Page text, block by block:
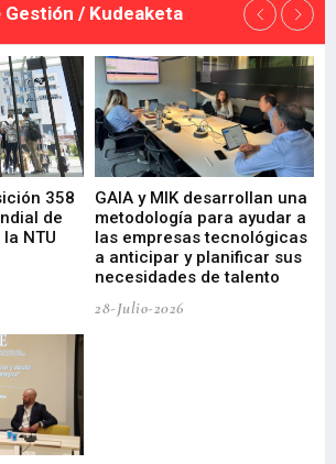
Gestión / Kudeaketa
358
de
NTU
GAIA y MIK desarrollan una
metodología para ayudar a
las empresas tecnológicas
a anticipar y planificar sus
necesidades de talento
28-Julio-2026